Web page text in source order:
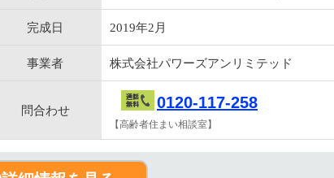
完成日 2019年2月
事業者 株式会社パワーズアンリミテッド
問合わせ 0120-117-258
【高齢者住まい相談室】